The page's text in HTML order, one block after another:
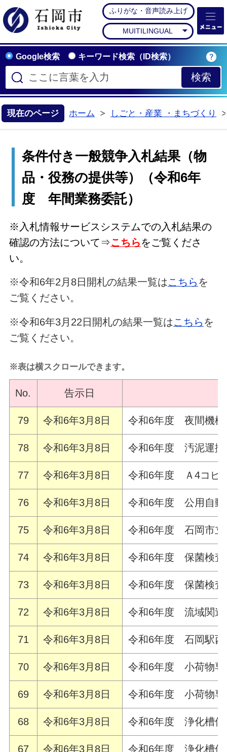
石岡市公式ホームペー
ふりがな・音声読み上げ
MUITILINGUAL
Google検索 キーワード検索（ID検索）
現在のページ ホーム
しごと・産業 ・まちづくり
条件付き一般競争入札結果（物
品・役務の提供等）（令和6年
度 年間業務委託）
※入札情報サービスシステムでの入札結果の
確認の方法について⇒こちらをご覧くださ
い。
※令和6年2月8日開札の結果一覧はこちら を
ご覧ください。
※令和6年3月22日開札の結果一覧はこちら を
ご覧ください。
※表は横スクロールできます。
No. 告示日
79 令和6年3月8日 令和6年度 夜間機械
78 令和6年3月8日 令和6年度 汚泥運搬
77 令和6年3月8日 令和6年度 Ａ4コピ
76 令和6年3月8日 令和6年度 公用自動
75 令和6年3月8日 令和6年度 石岡市立
74 令和6年3月8日 令和6年度 保菌検査
73 令和6年3月8日 令和6年度 保菌検査
72 令和6年3月8日 令和6年度 流域関連
71 令和6年3月8日 令和6年度 石岡駅西
70 令和6年3月8日 令和6年度 小荷物専
69 令和6年3月8日 令和6年度 小荷物専
68 令和6年3月8日 令和6年度 浄化槽保
67 令和6年3月8日 令和6年度 浄化槽保